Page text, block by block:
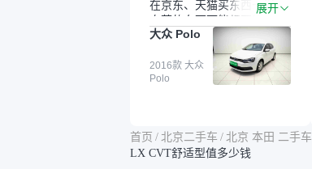
在京东、天猫买东西一样，
自营的东西可能都要好一
点。就是这种刻板印象吧。
一开始买二手车的时候，我
确实有担心过事故车、泡水
车这些问题。瓜子的检测报
况。我拿到你们的信息之
后，自己又在线上去做了一
展开
大众 Polo
2016款 大众
Polo
首页 / 北京二手车 / 北京 本田 二手车
LX CVT舒适型值多少钱